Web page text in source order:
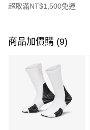
超取滿NT$1,500免運
信用卡一次付款
3 期 0 利率 每期
合作金庫商業銀行
華南商業銀行
上海商業儲蓄銀行
Apple Pay
商品加價購 (9)